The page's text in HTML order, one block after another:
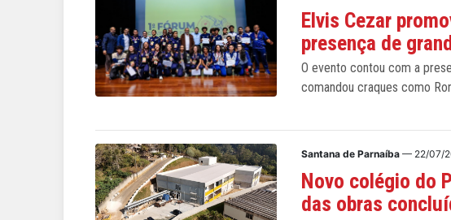
Elvis Cezar
presença de
O evento contou com a
comandou craques como
Santana de Parnaíba— 22/07/
Novo colégio do
das obras